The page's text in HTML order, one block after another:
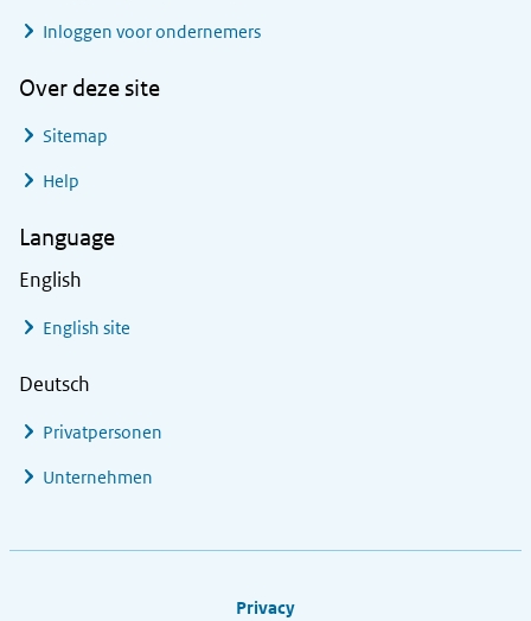
Inloggen voor ondernemers
Over deze site
Sitemap
Help
Language
English
English site
Deutsch
Privatpersonen
Unternehmen
Privacy